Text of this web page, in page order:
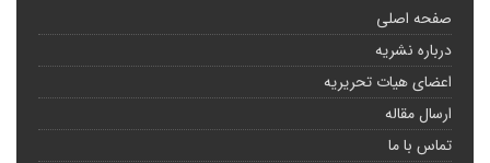
صفحه اصلی
درباره نشریه
اعضای هیات تحریریه
ارسال مقاله
تماس با ما